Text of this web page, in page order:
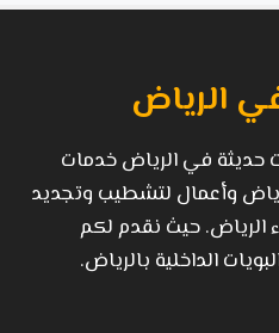
الرياض
حديثة في الرياض خدمات
وأعمال لتشطيب وتجديد
الرياض. حيث نقدم لكم
الداخلية بالرياض.